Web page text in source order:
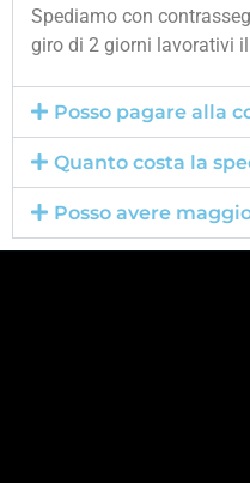
Spediamo con
giro di 2 giorni lavorativi
Posso pagare alla
Quanto costa la
Posso avere